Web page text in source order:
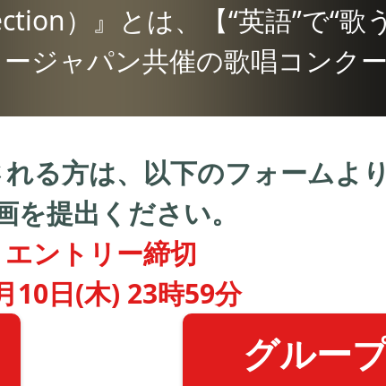
）』 とは、 【“英語”で“歌
ジャパン共催の歌唱コンク
る方は、 以下のフォームより
を提出ください。
エントリー締切
10日(木) 23時59分
グルー